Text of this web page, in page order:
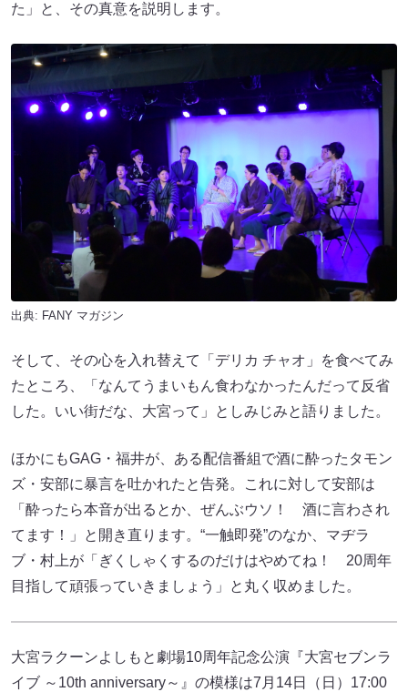
た」と、その真意を説明します。
出典: FANY マガジン
そして、その心を入れ替えて「デリカ チャオ」を食べてみ
たところ、「なんてうまいもん食わなかったんだって反省
した。いい街だな、大宮って」としみじみと語りました。
ほかにもGAG・福井が、ある配信番組で酒に酔ったタモン
ズ・安部に暴言を吐かれたと告発。これに対して安部は
「酔ったら本音が出るとか、ぜんぶウソ！ 酒に言わされ
てます！」と開き直ります。“一触即発”のなか、マヂラ
ブ・村上が「ぎくしゃくするのだけはやめてね！ 20周年
目指して頑張っていきましょう」と丸く収めました。
大宮ラクーンよしもと劇場10周年記念公演『大宮セブンラ
イブ ～10th anniversary～』の模様は7月14日（日）17:00